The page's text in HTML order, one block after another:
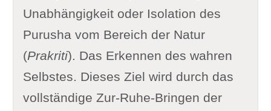
Unabhängigkeit oder Isolation des
Purusha vom Bereich der Natur
(Prakriti). Das Erkennen des wahren
Selbstes. Dieses Ziel wird durch das
vollständige Zur-Ruhe-Bringen der